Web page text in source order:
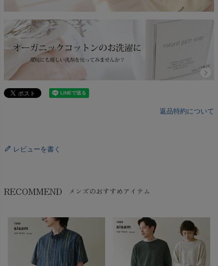
返品特約について
レビューを書く
RECOMMEND メンズのおすすめアイテム